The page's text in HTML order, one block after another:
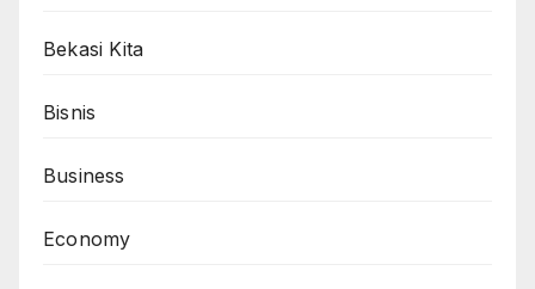
Bekasi Kita
Bisnis
Business
Economy